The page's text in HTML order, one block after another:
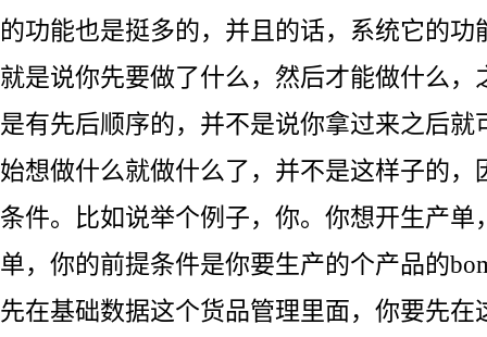
的功能也是挺多的，并且的话，系统它的功
就是说你先要做了什么，然后才能做什么，
是有先后顺序的，并不是说你拿过来之后就
始想做什么就做什么了，并不是这样子的，
条件。比如说举个例子，你。你想开生产单
单，你的前提条件是你要生产的个产品的
先在基础数据这个货品管理里面，你要先在